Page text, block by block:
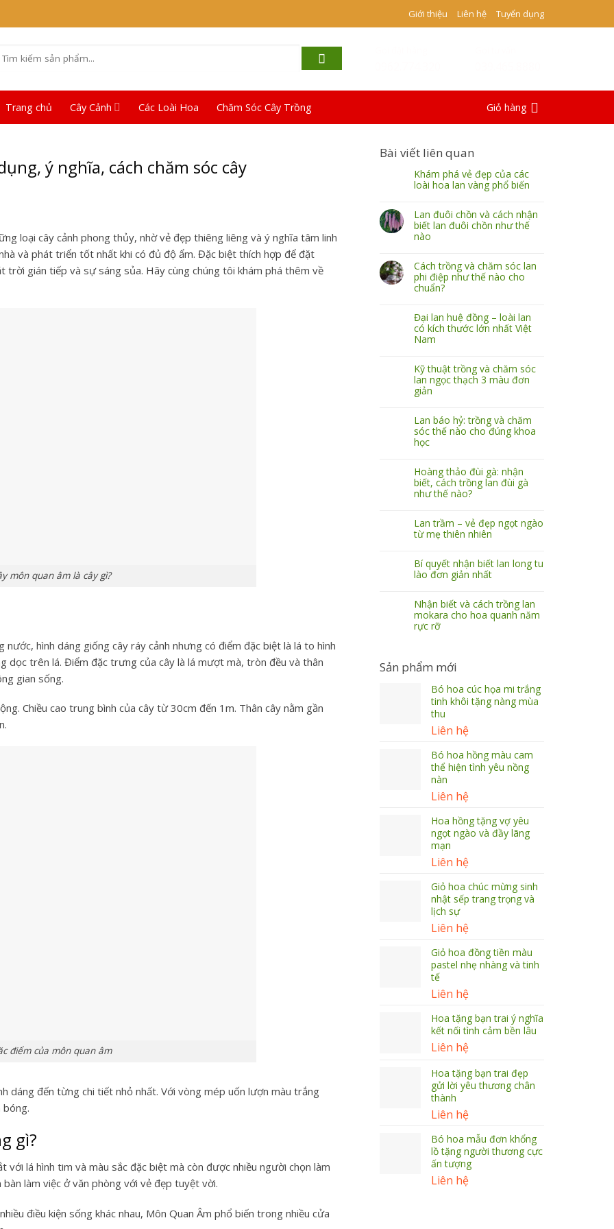
Giới thiệu Liên hệ Tuyển dụng
Trang chủ Cây Cảnh Các Loài Hoa Chăm Sóc Cây Trồng Giỏ hàng
ý nghĩa, cách chăm sóc cây
loại cây cảnh phong thủy, nhờ vẻ đẹp thiêng liêng và ý nghĩa tâm linh
và phát triển tốt nhất khi có đủ độ ẩm. Đặc biệt thích hợp để đặt
trời gián tiếp và sự sáng sủa. Hãy cùng chúng tôi khám phá thêm về
môn quan âm là cây gì?
nước, hình dáng giống cây ráy cảnh nhưng có điểm đặc biệt là lá to hình
dọc trên lá. Điểm đặc trưng của cây là lá mượt mà, tròn đều và thân
gian sống.
Chiều cao trung bình của cây từ 30cm đến 1m. Thân cây nằm gần
điểm của môn quan âm
dáng đến từng chi tiết nhỏ nhất. Với vòng mép uốn lượn màu trắng
bóng.
gì?
với lá hình tim và màu sắc đặc biệt mà còn được nhiều người chọn làm
làm việc ở văn phòng với vẻ đẹp tuyệt vời.
điều kiện sống khác nhau, Môn Quan Âm phổ biến trong nhiều cửa
Bài viết liên quan
Khám phá vẻ đẹp của các
loài hoa lan vàng phổ biến
Lan đuôi chồn và cách nhận
biết lan đuôi chồn như thế
nào
Cách trồng và chăm sóc lan
phi điệp như thế nào cho
chuẩn?
Đại lan huệ đồng – loài lan
có kích thước lớn nhất Việt
Nam
Kỹ thuật trồng và chăm sóc
lan ngọc thạch 3 màu đơn
giản
Lan báo hỷ: trồng và chăm
sóc thế nào cho đúng khoa
học
Hoàng thảo đùi gà: nhận
biết, cách trồng lan đùi gà
như thế nào?
Lan trầm – vẻ đẹp ngọt ngào
từ mẹ thiên nhiên
Bí quyết nhận biết lan long tu
lào đơn giản nhất
Nhận biết và cách trồng lan
mokara cho hoa quanh năm
rực rỡ
Sản phẩm mới
Bó hoa cúc họa mi trắng
tinh khôi tặng nàng mùa
thu
Liên hệ
Bó hoa hồng màu cam
thể hiện tình yêu nồng
nàn
Liên hệ
Hoa hồng tặng vợ yêu
ngọt ngào và đầy lãng
mạn
Liên hệ
Giỏ hoa chúc mừng sinh
nhật sếp trang trọng và
lịch sự
Liên hệ
Giỏ hoa đồng tiền màu
pastel nhẹ nhàng và tinh
tế
Liên hệ
Hoa tặng bạn trai ý nghĩa
kết nối tình cảm bền lâu
Liên hệ
Hoa tặng bạn trai đẹp
gửi lời yêu thương chân
thành
Liên hệ
Bó hoa mẫu đơn khổng
lồ tặng người thương cực
ấn tượng
Liên hệ